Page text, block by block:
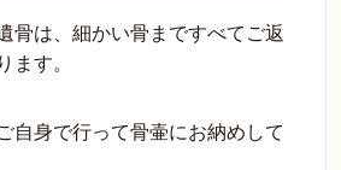
骨は、細かい骨まですべてご返
ます。
自身で行って骨壷にお納めして